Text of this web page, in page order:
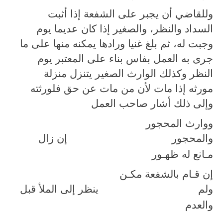
وللقاضي أن يجبر على الشفعة إذا أثبت
السداد والنظر، والصغير إذا كان عديما يوم
وجبت له، ثم بلغ غنيا ورادها يمكنه منها على ما
جرى به العمل بفاس بناء على المعتبر يوم
النظر وكذلك الوارث الصغير يتنزل منزلة
مورثه إذا مات لأن من مات عن حق فلورثته
وإلى ذلك أشار صاحب العمل
ووارث المحجور
والمحجور
إن زال
مـانع له ظهـور
إن قـام بالشفعة مكـن
ولم
ينظر إلى الملأ قبل
والعدم